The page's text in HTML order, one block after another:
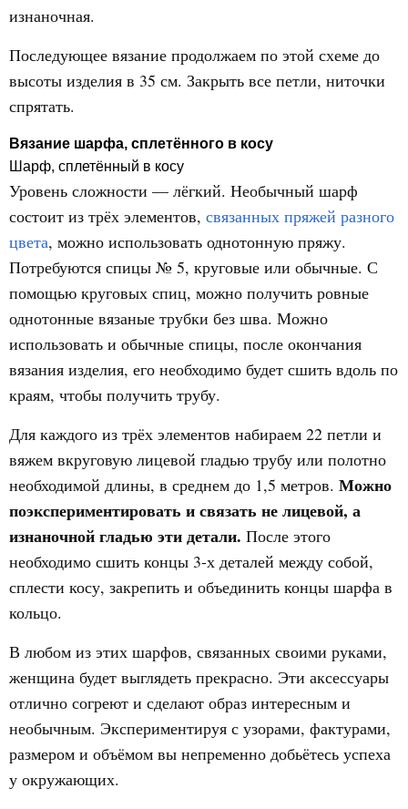
изнаночная.
Последующее вязание продолжаем по этой схеме до
высоты изделия в 35 см. Закрыть все петли, ниточки
спрятать.
Вязание шарфа, сплетённого в косу
Шарф, сплетённый в косу
Уровень сложности — лёгкий. Необычный шарф
состоит из трёх элементов, связанных пряжей разного
цвета, можно использовать однотонную пряжу.
Потребуются спицы № 5, круговые или обычные. С
помощью круговых спиц, можно получить ровные
однотонные вязаные трубки без шва. Можно
использовать и обычные спицы, после окончания
вязания изделия, его необходимо будет сшить вдоль по
краям, чтобы получить трубу.
Для каждого из трёх элементов набираем 22 петли и
вяжем вкруговую лицевой гладью трубу или полотно
необходимой длины, в среднем до 1,5 метров. Можно
поэкспериментировать и связать не лицевой, а
изнаночной гладью эти детали. После этого
необходимо сшить концы 3-х деталей между собой,
сплести косу, закрепить и объединить концы шарфа в
кольцо.
В любом из этих шарфов, связанных своими руками,
женщина будет выглядеть прекрасно. Эти аксессуары
отлично согреют и сделают образ интересным и
необычным. Экспериментируя с узорами, фактурами,
размером и объёмом вы непременно добьётесь успеха
у окружающих.